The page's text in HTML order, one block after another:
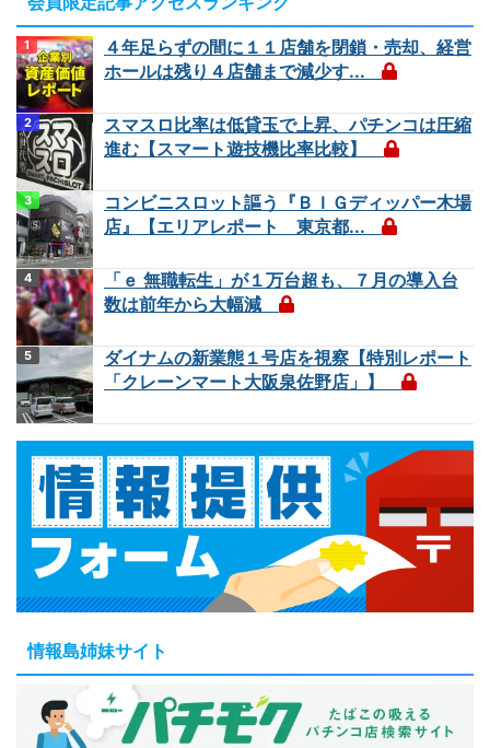
４年足らずの間に１１店舗を閉鎖・売却、経営
ホールは残り４店舗まで減少す...
スマスロ比率は低貸玉で上昇、パチンコは圧縮
進む【スマート遊技機比率比較】
コンビニスロット謳う『ＢＩＧディッパー木場
店』【エリアレポート 東京都...
「ｅ 無職転生」が１万台超も、７月の導入台
数は前年から大幅減
ダイナムの新業態１号店を視察【特別レポート
「クレーンマート大阪泉佐野店」】
情報島姉妹サイト